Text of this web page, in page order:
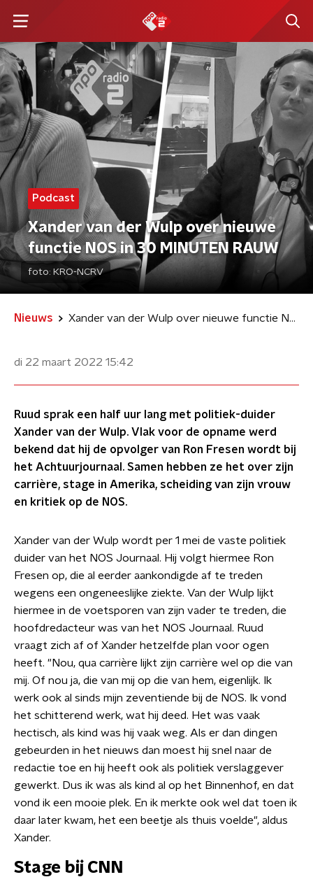
Podcast
Xander van der Wulp over nieuwe
functie NOS in 30 MINUTEN RAUW
foto: KRO-NCRV
Nieuws Xander van der Wulp over nieuwe functie NOS in 30 MINUTEN RAUW
di 22 maart 2022 15:42
Ruud sprak een half uur lang met politiek-duider
Xander van der Wulp. Vlak voor de opname werd
bekend dat hij de opvolger van Ron Fresen wordt bij
het Achtuurjournaal. Samen hebben ze het over zijn
carrière, stage in Amerika, scheiding van zijn vrouw
en kritiek op de NOS.
Xander van der Wulp wordt per 1 mei de vaste politiek
duider van het NOS Journaal. Hij volgt hiermee Ron
Fresen op, die al eerder aankondigde af te treden
wegens een ongeneeslijke ziekte. Van der Wulp lijkt
hiermee in de voetsporen van zijn vader te treden, die
hoofdredacteur was van het NOS Journaal. Ruud
vraagt zich af of Xander hetzelfde plan voor ogen
heeft. "Nou, qua carrière lijkt zijn carrière wel op die van
mij. Of nou ja, die van mij op die van hem, eigenlijk. Ik
werk ook al sinds mijn zeventiende bij de NOS.
Ik vond
het schitterend werk, wat hij deed. Het was vaak
hectisch, als kind was hij vaak weg. Als er dan dingen
gebeurden in het nieuws dan moest hij snel naar de
redactie toe en hij heeft ook als politiek verslaggever
gewerkt. Dus ik was als kind al op het Binnenhof, en dat
vond ik een mooie plek. En ik merkte ook wel dat toen ik
daar later kwam, het een beetje als thuis voelde", aldus
Xander.
Stage bij CNN